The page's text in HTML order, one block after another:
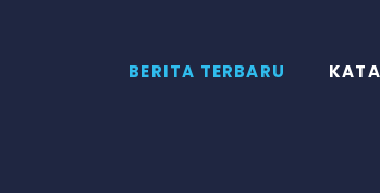
BERITA TERBARU